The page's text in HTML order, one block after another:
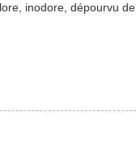
inodore, dépourvu de